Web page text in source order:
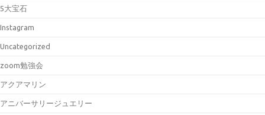
5大宝石
Instagram
Uncategorized
zoom勉強会
アクアマリン
アニバーサリージュエリー